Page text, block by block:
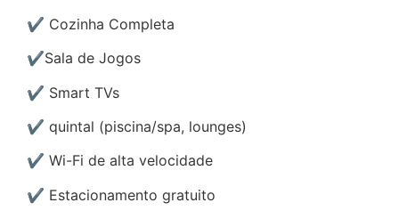
✔ Cozinha Completa
✔Sala de Jogos
✔ Smart TVs
✔ quintal (piscina/spa, lounges)
✔ Wi-Fi de alta velocidade
✔ Estacionamento gratuito